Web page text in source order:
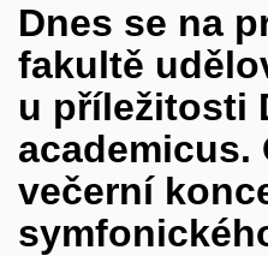
Dnes se na
fakultě
u příležitosti
academicus.
večerní